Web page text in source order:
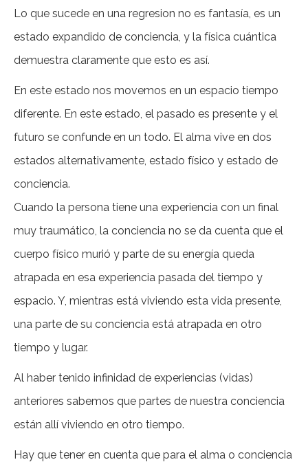
Lo que sucede en una regresion no es fantasía, es un
estado expandido de conciencia, y la física cuántica
demuestra claramente que esto es así.
En este estado nos movemos en un espacio tiempo
diferente. En este estado, el pasado es presente y el
futuro se confunde en un todo. El alma vive en dos
estados alternativamente, estado físico y estado de
conciencia.
Cuando la persona tiene una experiencia con un final
muy traumático, la conciencia no se da cuenta que el
cuerpo físico murió y parte de su energía queda
atrapada en esa experiencia pasada del tiempo y
espacio. Y, mientras está viviendo esta vida presente,
una parte de su conciencia está atrapada en otro
tiempo y lugar.
Al haber tenido infinidad de experiencias (vidas)
anteriores sabemos que partes de nuestra conciencia
están allí viviendo en otro tiempo.
Hay que tener en cuenta que para el alma o conciencia